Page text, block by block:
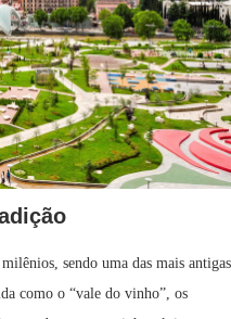
sendo uma das mais antigas
como o “vale do vinho”, os